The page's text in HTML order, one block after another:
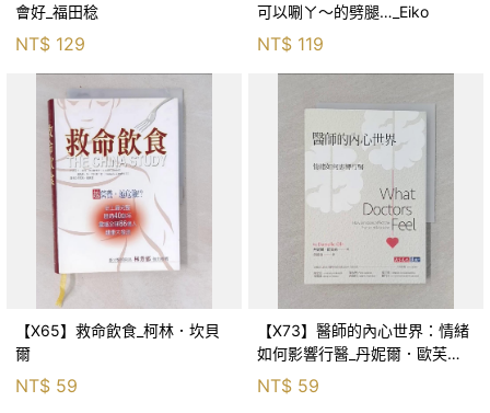
會好_福田稔
NT$ 129
可以唰ㄚ～的劈腿…_Eiko
NT$ 119
【X65】救命飲食_柯林．坎貝
爾
NT$ 59
【X73】醫師的內心世界：情緒
如何影響行醫_丹妮爾．歐芙莉,
李穎琦
NT$ 59